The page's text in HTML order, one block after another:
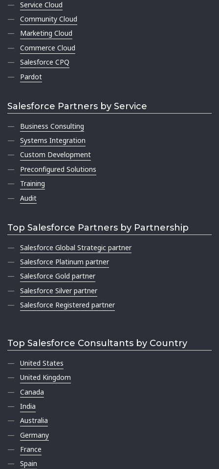
Service Cloud
Community Cloud
Marketing Cloud
Commerce Cloud
Salesforce CPQ
Pardot
Salesforce Partners by Service
Business Consulting
Systems Integration
Custom Development
Preconfigured Solutions
Training
Audit
Top Salesforce Partners by Partnership
Salesforce Global Strategic partner
Salesforce Platinum partner
Salesforce Gold partner
Salesforce Silver partner
Salesforce Registered partner
Top Salesforce Consultants by Country
United States
United Kingdom
Canada
India
Australia
Germany
France
Spain